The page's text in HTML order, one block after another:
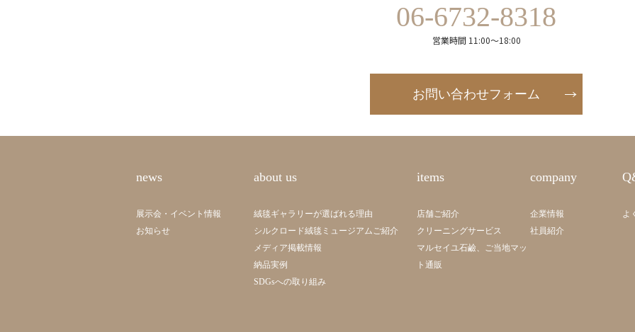
06-6732-8318
営業時間 11:00～18:00
お問い合わせフォーム
news
展示会・イベント情報
お知らせ
about us
絨毯ギャラリーが選ばれる理由
シルクロード絨毯ミュージアムご紹介
メディア掲載情報
納品実例
SDGsへの取り組み
items
店舗ご紹介
クリーニングサービス
マルセイユ石鹼、ご当地マッ
ト通販
company
企業情報
社員紹介
よ